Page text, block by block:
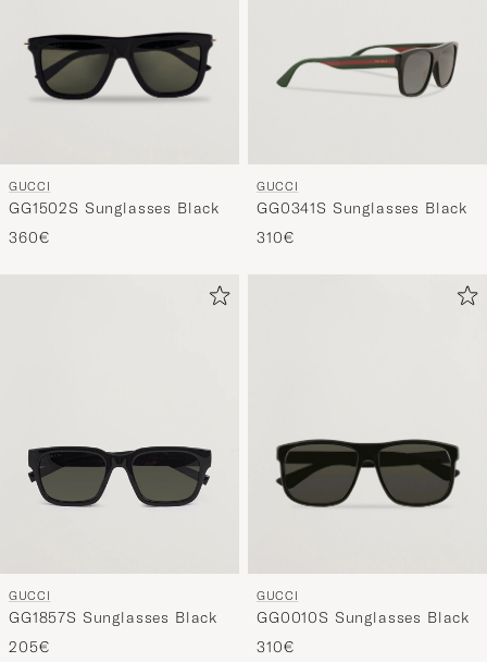
e
curata
voi.
GUCCI
GG1502S Sunglasses Black
360€
GUCCI
GG0341S Sunglasses Black
310€
GUCCI
GG1857S Sunglasses Black
205€
GUCCI
GG0010S Sunglasses Black
310€